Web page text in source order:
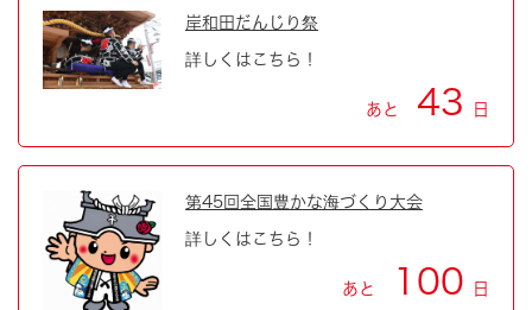
岸和田だんじり祭
詳しくはこちら！
あと 43 日
第45回全国豊かな海づくり大会
詳しくはこちら！
あと 100 日